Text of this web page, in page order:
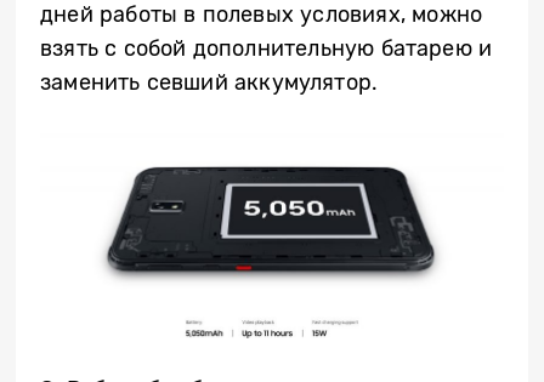
дней работы в полевых условиях, можно
взять с собой дополнительную батарею и
заменить севший аккумулятор.